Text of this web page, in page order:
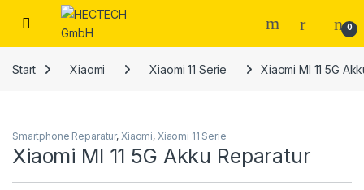
Open 0
Start Xiaomi Xiaomi 11 Serie Xiaomi MI 11 5G
Smartphone Reparatur, Xiaomi, Xiaomi 11 Serie
Xiaomi MI 11 5G Akku Reparatur